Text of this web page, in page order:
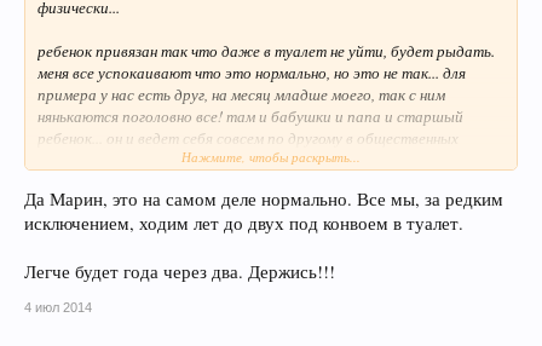
физически...
ребенок привязан так что даже в туалет не уйти, будет рыдать.
меня все успокаивают что это нормально, но это не так... для
примера у нас есть друг, на месяц младше моего, так с ним
нянькаются поголовно все! там и бабушки и папа и старшый
ребенок... он и ведет себя совсем по другому в общественных
местах, более свободно и раскрепощенно чтоли...
Нажмите, чтобы раскрыть...
Да Марин, это на самом деле нормально. Все мы, за редким
исключением, ходим лет до двух под конвоем в туалет.
Легче будет года через два. Держись!!!
4 июл 2014